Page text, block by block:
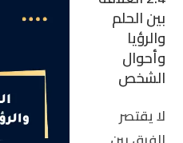
بين الحلم
والرؤيا
وأحوال
الشخص
لا يقتصر